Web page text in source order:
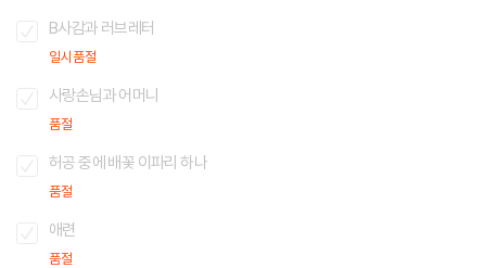
B사감과 러브레터
일시품절
사랑손님과 어머니
품절
허공 중에 배꽃 이파리 하나
품절
애련
품절